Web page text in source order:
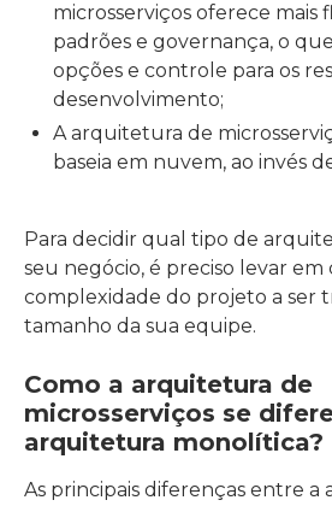
microsserviços oferece mais
padrões e governança, o
opções e controle para os
desenvolvimento;
A arquitetura de
baseia em nuvem, ao invés
Para decidir qual tipo de
seu negócio, é preciso levar em
complexidade do projeto a ser
tamanho da sua equipe.
Como a arquitetura de
microsserviços se
arquitetura monolítica?
As principais diferenças entre